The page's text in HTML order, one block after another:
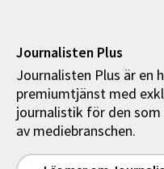
Journalisten Plus
Journalisten Plus är en
premiumtjänst med
journalistik för den som
av mediebranschen.